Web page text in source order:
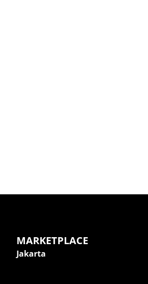
MARKETPLACE
Jakarta